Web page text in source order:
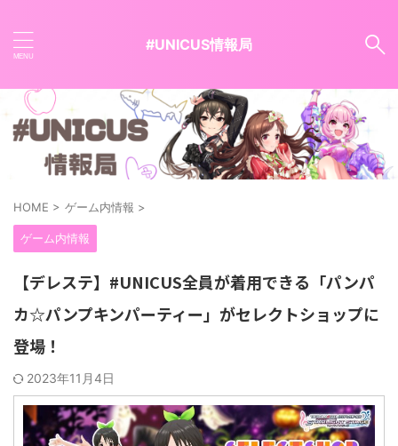
#UNICUS情報局
HOME > ゲーム内情報 >
ゲーム内情報
【デレステ】#UNICUS全員が着用できる「パンパ
カ☆パンプキンパーティー」がセレクトショップに
登場！
2023年11月4日